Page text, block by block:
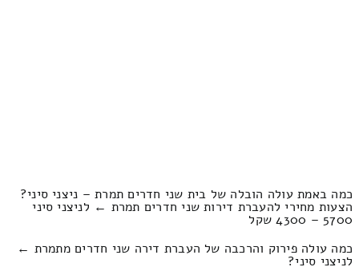
כמה באמת עולה הובלה של בית שני חדרים תמרת – ניצני סיני?
הצעות מחירי להעברת דירות שני חדרים תמרת ← לניצני סיני
5700 – 4300 שקל
כמה עולה פירוק והרכבה של העברת דירה שני חדרים מתמרת ←
לניצני סיני?